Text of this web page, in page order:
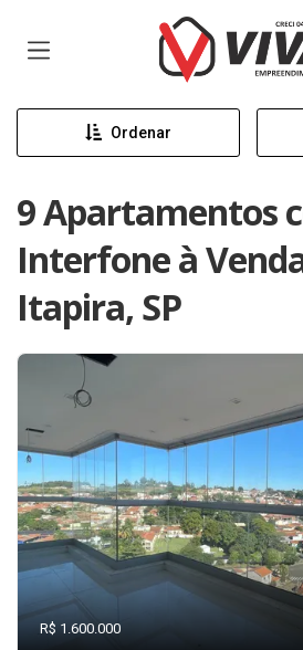
Página inicial
Ordenar
9 Apartamentos
Interfone à
Itapira, SP
R$ 1.600.000